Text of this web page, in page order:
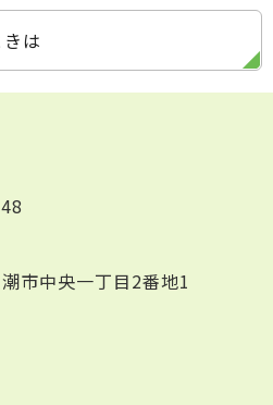
は
市中央一丁目2番地1